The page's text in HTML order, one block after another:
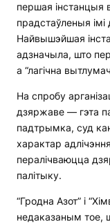
першая
прадстаўленыя
Найвышэйшая
адзначыла, што
а “лагічна
На спробу
дзяржаве — гэта
падтрымка, суд
характар
пералічваюцца
палітыку.
“Гродна Азот” і
недаказаным тое,